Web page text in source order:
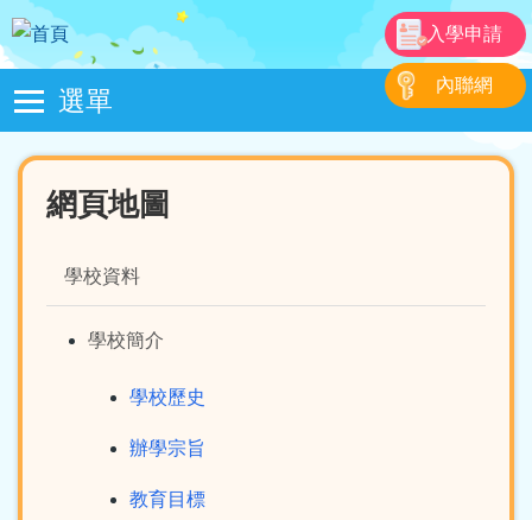
移至主內容
入學申請
內聯網
選單
Main
navigation
網頁地圖
學校資料
學校簡介
學校歷史
辦學宗旨
教育目標